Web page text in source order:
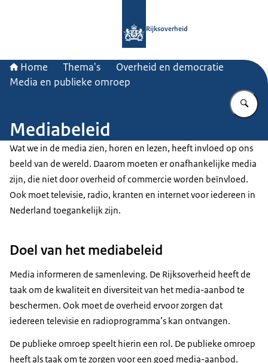
Rijksoverheid
Home Thema's
Overheid en democratie
Media en publieke omroep
Mediabeleid
Wat we in de media zien, horen en lezen, heeft invloed op ons
beeld van de wereld. Daarom moeten er onafhankelijke media
zijn, die niet door overheid of commercie worden beïnvloed.
Ook moet televisie, radio, kranten en internet voor iedereen in
Nederland toegankelijk zijn.
Doel van het mediabeleid
Media informeren de samenleving. De Rijksoverheid heeft de
taak om de kwaliteit en diversiteit van het media-aanbod te
beschermen. Ook moet de overheid ervoor zorgen dat
iedereen televisie en radioprogramma’s kan ontvangen.
De publieke omroep speelt hierin een rol. De publieke omroep
heeft als taak om te zorgen voor een goed media-aanbod.